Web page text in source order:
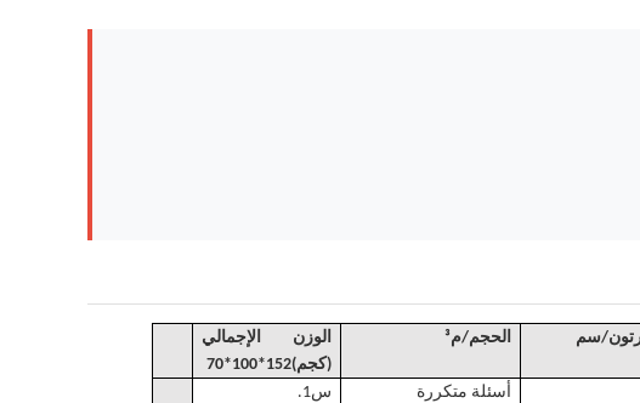
سم الحجم/م³
الوزن الإجمالي
(كجم)152*100*70
أسئلة متكررة س1.